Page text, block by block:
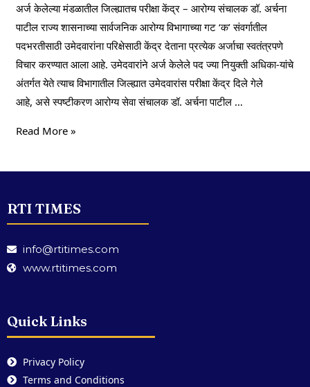
अर्ज केलेल्या मंडळातील जिल्ह्यातच परीक्षा केंद्र – आरोग्य संचालक डॉ. अर्चना
पाटील राज्य शासनाच्या सार्वजनिक आरोग्य विभागाच्या गट ‘क’ संवर्गातील
पदभरतीसाठी उमेदवारांना परिक्षेसाठी केंद्र देताना प्रत्येक अर्जाचा स्वतंत्रपणे
विचार करण्यात आला आहे. उमेदवारांने अर्ज केलेले पद ज्या नियुक्ती अधिका-यांचे
अंतर्गत येते त्याच विभागातील जिल्ह्यात उमेदवारांस परीक्षा केंद्र दिले गेले
आहे, असे स्पष्टीकरण आरोग्य सेवा संचालक डॉ. अर्चना पाटील …
Read More »
RTI TIMES
info@rtitimes.com
www.rtitimes.com
Quick Links
Privacy Policy
Terms and Conditions